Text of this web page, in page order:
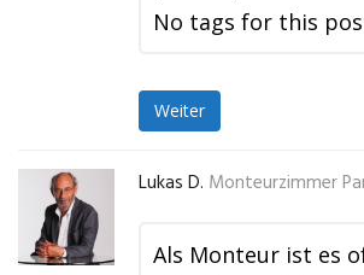
No tags for this
Weiter
Lukas D. Monteurzimmer
Als Monteur ist es